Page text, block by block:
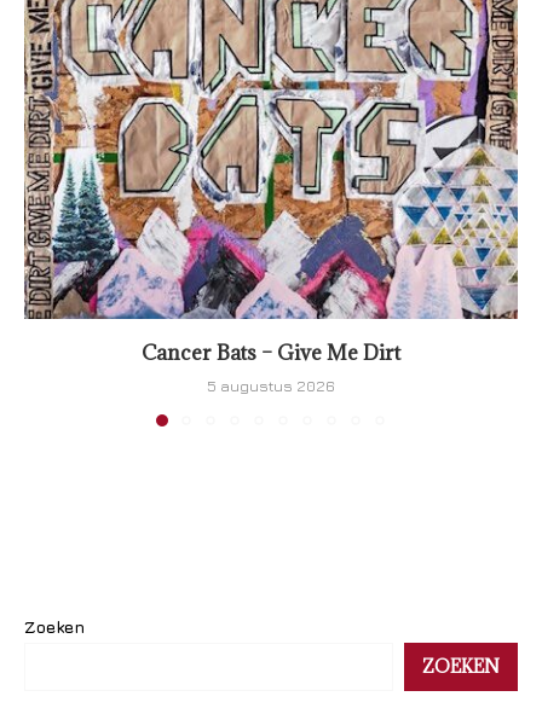
Cancer Bats – Give Me Dirt
5 augustus 2026
Zoeken
ZOEKEN